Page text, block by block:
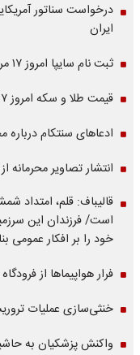
درخواست سناتور
ایران
ثبت نام سایپا امروز ۱۷ مرداد ۱۴۰۵ | با ۵۰۰ میلیون کوییک S بخرید
قیمت طلا و سکه امروز ۱۷ مرداد ۱۴۰۵ | قیمت طلا صعودی شد
ادعاهای سنتکام درباره
انتشار تصاویر
قالیباف: قلم، امتداد
است/ فرزندان این
خود را بر افکار عمومی
فرار هواپیماها از
خنثی‌سازی عملیات
واکنش پزشکیان به